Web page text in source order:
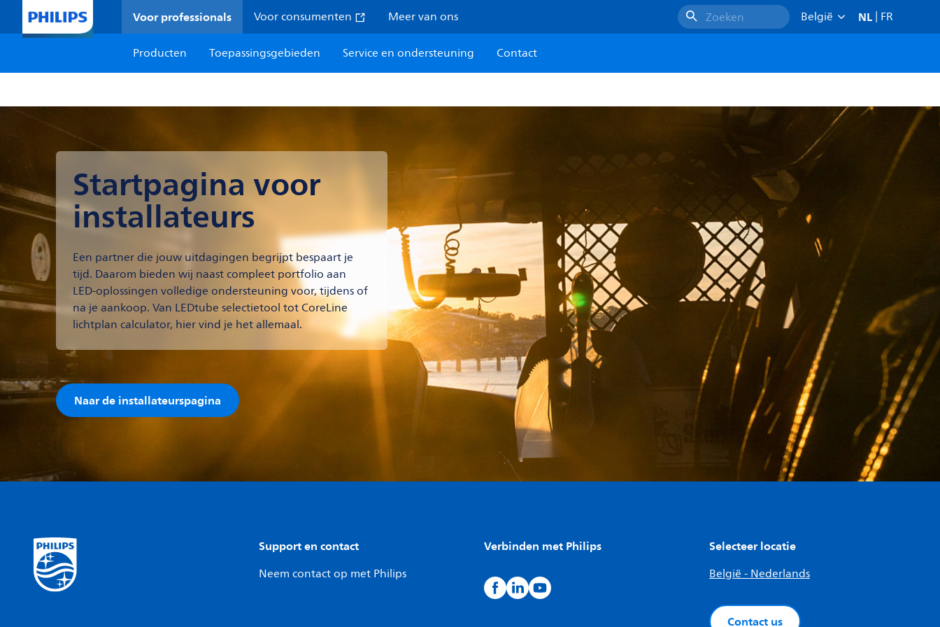
Voor professionals Voor consumenten Meer van ons Zoeken België NL | FR
Producten
Toepassingsgebieden Service en ondersteuning Contact
Startpagina voor
installateurs
Een partner die jouw uitdagingen begrijpt bespaart je
tijd. Daarom bieden wij naast compleet portfolio aan
LED-oplossingen volledige ondersteuning voor, tijdens of
na je aankoop. Van LEDtube selectietool tot CoreLine
lichtplan calculator, hier vind je het allemaal.
Naar de installateurspagina
Support en contact
Neem contact op met Philips
Verbinden met Philips Selecteer locatie
België - Nederlands
Contact us